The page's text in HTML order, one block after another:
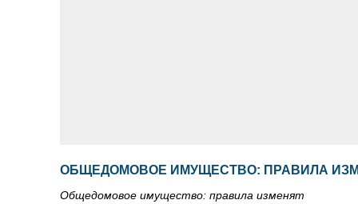
ОБЩЕДОМОВОЕ ИМУЩЕСТВО: ПРАВИЛА
Общедомовое имущество: правила изменят